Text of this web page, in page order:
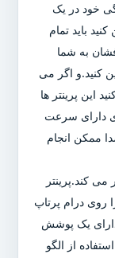
خود در یک
باید تمام
به شما
کنید.و اگر می
این پرینتر ها
دارای سرعت
ممکن انجام
می کند.پرینتر
روی درام پرتاپ
دارای یک پوشش
از الگو